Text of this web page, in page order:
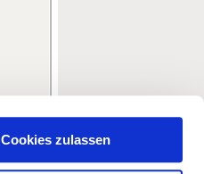
Cookies zulassen